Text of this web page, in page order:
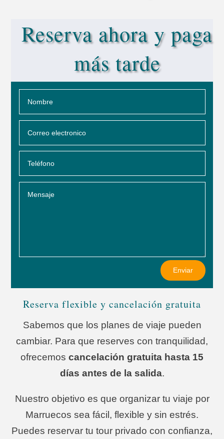
Reserva ahora y paga
más tarde
Enviar
Reserva flexible y cancelación gratuita
Sabemos que los planes de viaje pueden
cambiar. Para que reserves con tranquilidad,
ofrecemos cancelación gratuita hasta 15
días antes de la salida.
Nuestro objetivo es que organizar tu viaje por
Marruecos sea fácil, flexible y sin estrés.
Puedes reservar tu tour privado con confianza,